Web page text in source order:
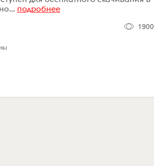
подробнее
1900